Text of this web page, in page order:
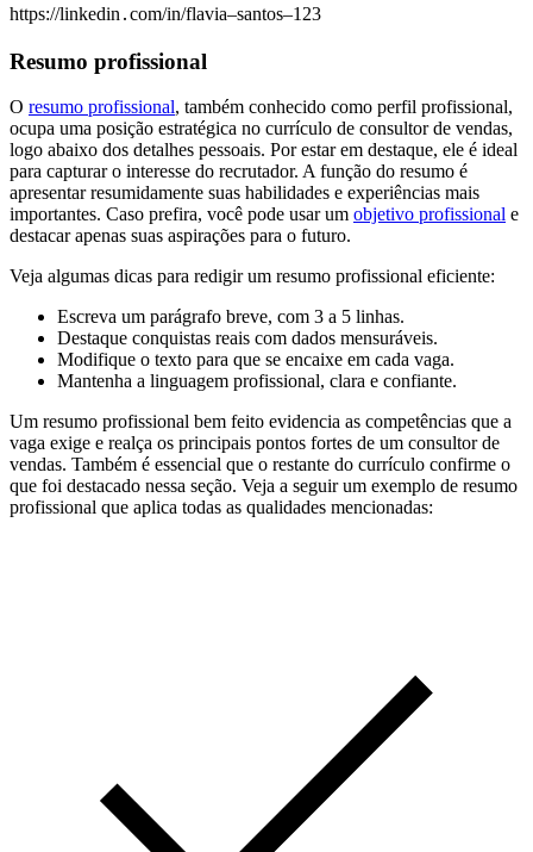
https://linkedin․com/in/flavia–santos–123
Resumo profissional
O resumo profissional, também conhecido como perfil profissional,
ocupa uma posição estratégica no currículo de consultor de vendas,
logo abaixo dos detalhes pessoais. Por estar em destaque, ele é ideal
para capturar o interesse do recrutador. A função do resumo é
apresentar resumidamente suas habilidades e experiências mais
importantes. Caso prefira, você pode usar um objetivo profissional e
destacar apenas suas aspirações para o futuro.
Veja algumas dicas para redigir um resumo profissional eficiente:
Escreva um parágrafo breve, com 3 a 5 linhas.
Destaque conquistas reais com dados mensuráveis.
Modifique o texto para que se encaixe em cada vaga.
Mantenha a linguagem profissional, clara e confiante.
Um resumo profissional bem feito evidencia as competências que a
vaga exige e realça os principais pontos fortes de um consultor de
vendas. Também é essencial que o restante do currículo confirme o
que foi destacado nessa seção. Veja a seguir um exemplo de resumo
profissional que aplica todas as qualidades mencionadas: